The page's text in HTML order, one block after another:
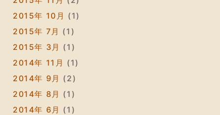
2015年 10月 (1)
2015年 7月 (1)
2015年 3月 (1)
2014年 11月 (1)
2014年 9月 (2)
2014年 8月 (1)
2014年 6月 (1)